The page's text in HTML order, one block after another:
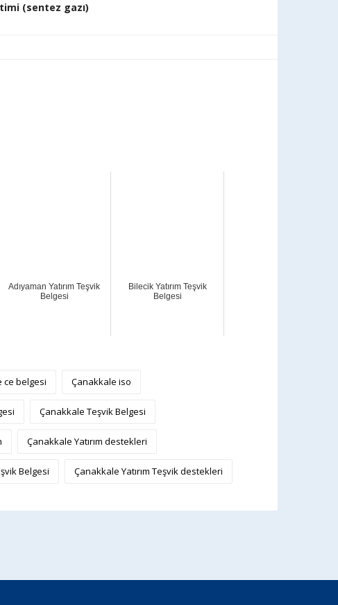
(sentez gazı)
Adıyaman Yatırım Teşvik
Belgesi
Bilecik Yatırım Teşvik
Belgesi
ce belgesi Çanakkale iso
Çanakkale Teşvik Belgesi
Çanakkale Yatırım destekleri
Belgesi Çanakkale Yatırım Teşvik destekleri